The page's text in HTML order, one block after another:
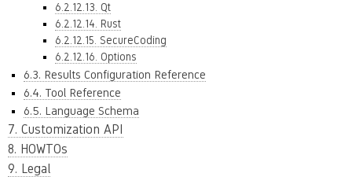
6.2.12.13. Qt
6.2.12.14. Rust
6.2.12.15. SecureCoding
6.2.12.16. Options
6.3. Results Configuration Reference
6.4. Tool Reference
6.5. Language Schema
7. Customization API
8. HOWTOs
9. Legal